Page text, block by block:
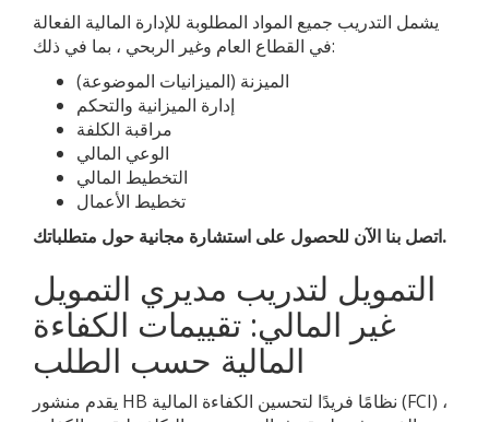
يشمل التدريب جميع المواد المطلوبة للإدارة المالية الفعالة
في القطاع العام وغير الربحي ، بما في ذلك:
الميزنة (الميزانيات الموضوعة)
إدارة الميزانية والتحكم
مراقبة الكلفة
الوعي المالي
التخطيط المالي
تخطيط الأعمال
اتصل بنا الآن للحصول على استشارة مجانية حول متطلباتك.
التمويل لتدريب مديري التمويل
غير المالي: تقييمات الكفاءة
المالية حسب الطلب
يقدم منشور HB نظامًا فريدًا لتحسين الكفاءة المالية (FCI) ،